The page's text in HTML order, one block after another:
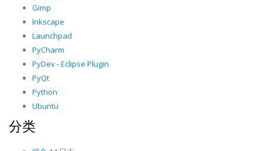
Gimp
Inkscape
Launchpad
PyCharm
PyDev - Eclipse Plugin
PyQt
Python
Ubuntu
分类